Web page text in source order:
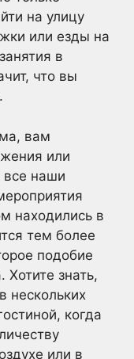
на улицу
или езды на
в
что вы
вам
или
все наши
находились в
тем более
подобие
Хотите знать,
нескольких
когда
или в